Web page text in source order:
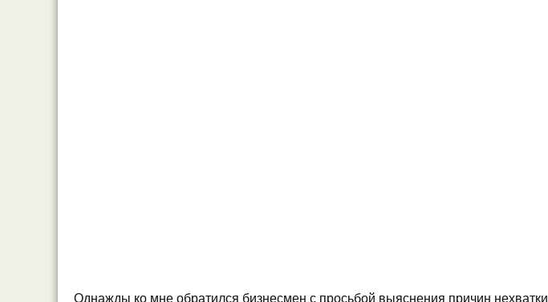
Однажды ко мне обратился бизнесмен с просьбой выяснения причин нехватки